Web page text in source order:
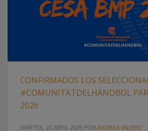
CONFIRMADOS LOS
#COMUNITATDELHANDBOL
2026
MARTES, 21 ABRIL 2026 POR ANDREA VALERO